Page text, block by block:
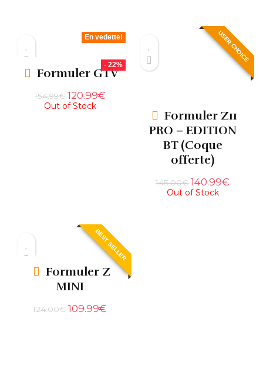
En vedette!
- 22%
Formuler GTV
154.99€ 120.99€
Out of Stock
USER CHOICE
Formuler Z11
PRO – EDITION
BT (Coque
offerte)
145.00€ 140.99€
Out of Stock
BEST SELLER
Formuler Z
MINI
124.00€ 109.99€